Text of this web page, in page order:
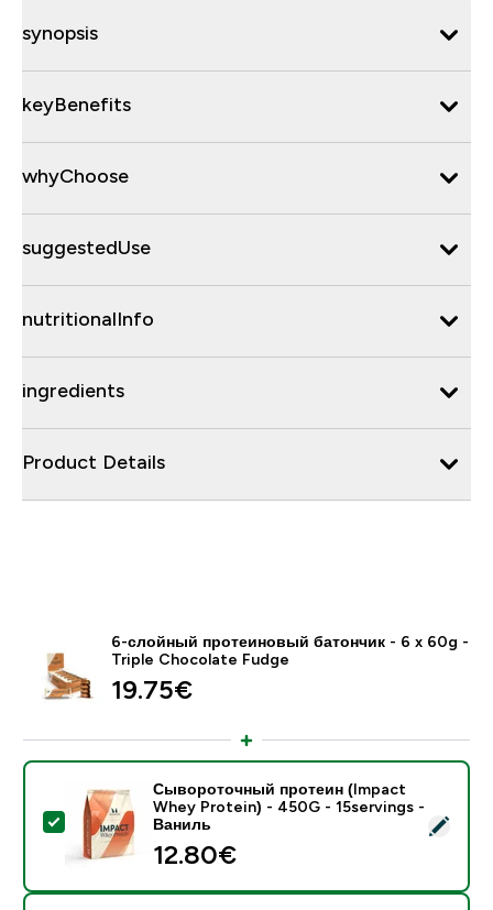
synopsis
keyBenefits
whyChoose
suggestedUse
nutritionalInfo
ingredients
Product Details
6-слойный протеиновый батончик - 6 x 60g -
Triple Chocolate Fudge
19.75€‎
- Сывороточный протеин (Impact Whey Protein) -
Сывороточный протеин (Impact
Whey Protein) - 450G - 15servings -
Ваниль
12.80€‎